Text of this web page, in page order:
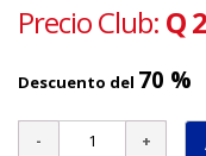
Precio Club: Q
Descuento del 70 %